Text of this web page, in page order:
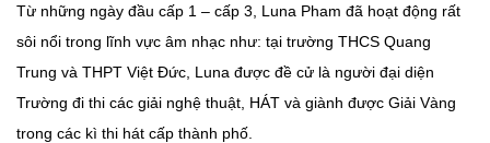
Từ những ngày đầu cấp 1 – cấp 3, Luna Pham đã hoạt động rất
sôi nổi trong lĩnh vực âm nhạc như: tại trường THCS Quang
Trung và THPT Việt Đức, Luna được đề cử là người đại diện
Trường đi thi các giải nghệ thuật, HÁT và giành được Giải Vàng
trong các kì thi hát cấp thành phố.